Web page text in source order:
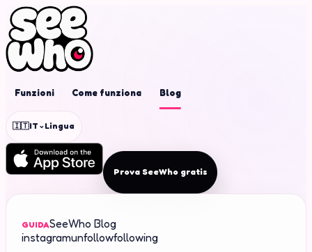
Funzioni Come funziona Blog
🇮🇹IT ⌄Lingua
Prova SeeWho gratis
GUIDASeeWho Blog
instagramunfollowfollowing